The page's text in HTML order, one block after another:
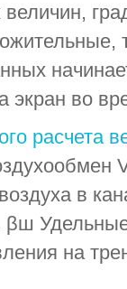
во
расчета
в
на